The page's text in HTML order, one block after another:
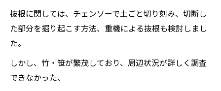
抜根に関しては、チェンソーで土ごと切り刻み、切断し
た部分を掘り起こす方法、重機による抜根も検討しまし
た。
しかし、竹・笹が繁茂しており、周辺状況が詳しく調査
できなかった、